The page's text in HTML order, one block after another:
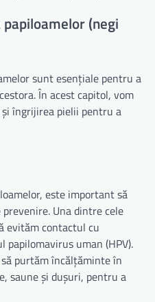
(negi
sunt esențiale pentru a
În acest capitol, vom
îngrijirea pielii pentru a
este important să
Una dintre cele
evităm contactul cu
uman (HPV).
purtăm încălțăminte în
saune și dușuri, pentru a